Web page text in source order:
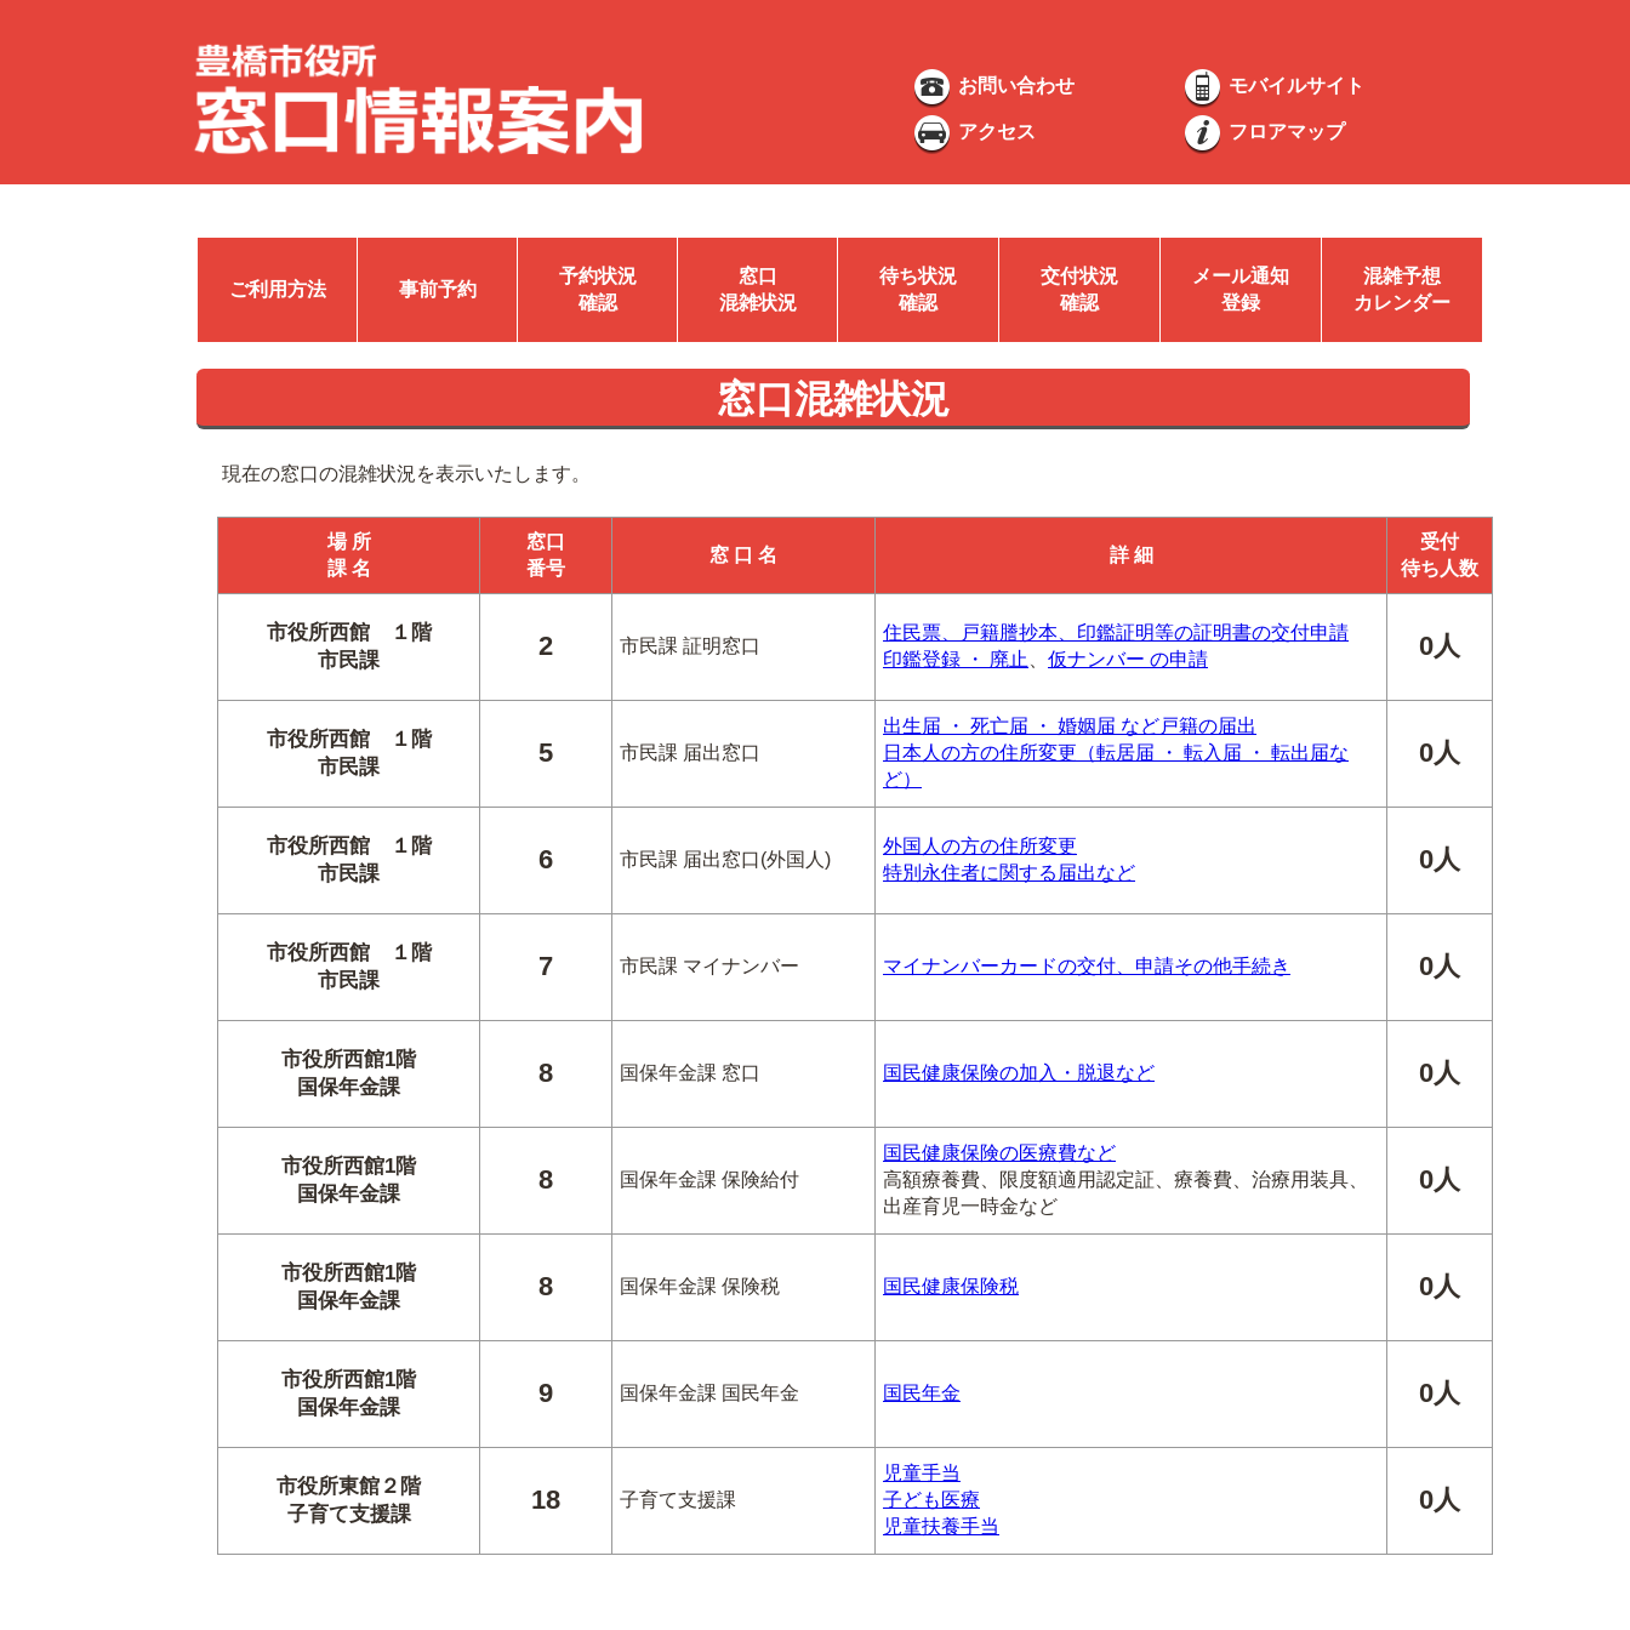
お問い合わせ モバイルサイト
アクセス フロアマップ
ご利用方法 事前予約
予約状況
確認
窓口
混雑状況
待ち状況
確認
交付状況
確認
メール通知
登録
混雑予想
カレンダー
窓口混雑状況
現在の窓口の混雑状況を表示いたします。
場 所
課 名
窓口
番号
窓 口 名 詳 細
受付
待ち人数
市役所西館 １階
市民課
2 市民課 証明窓口
住民票、戸籍謄抄本、印鑑証明等の証明書の交付申請
印鑑登録 ・ 廃止
仮ナンバー の申請 0人
市役所西館 １階
市民課
5 市民課 届出窓口
出生届 ・ 死亡届 ・ 婚姻届 など戸籍の届出
日本人の方の住所変更（転居届 ・ 転入届 ・ 転出届な
ど）
0人
市役所西館 １階
市民課
6 市民課 届出窓口(外国人)
外国人の方の住所変更
特別永住者に関する届出など
0人
市役所西館 １階
市民課
7 市民課 マイナンバー マイナンバーカードの交付、申請その他手続き 0人
市役所西館1階
国保年金課
8 国保年金課 窓口 国民健康保険の加入・脱退など 0人
市役所西館1階
国保年金課
8 国保年金課 保険給付
国民健康保険の医療費など
高額療養費、限度額適用認定証、療養費、治療用装具、
出産育児一時金など
0人
市役所西館1階
国保年金課
8 国保年金課 保険税 国民健康保険税 0人
市役所西館1階
国保年金課
9 国保年金課 国民年金 国民年金 0人
市役所東館２階
子育て支援課
18 子育て支援課
児童手当
子ども医療
児童扶養手当
0人